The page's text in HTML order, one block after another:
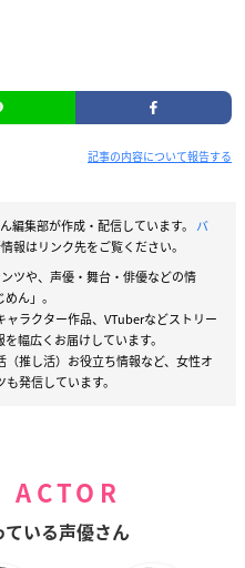
記事の内容について報告する
編集部が作成・配信しています。 バ
報はリンク先をご覧ください。
ツや、声優・舞台・俳優などの情
ん」。
ラクター作品、VTuberなどストリー
幅広くお届けしています。
推し活）お役立ち情報など、女性オ
発信しています。
ACTOR
ている声優さん